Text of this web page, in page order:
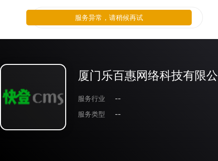
厦门乐百惠网络科技有限
服务行业
--
服务类型
--
服务异常，请稍候再试